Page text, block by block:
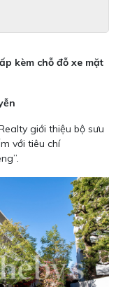
kèm chỗ đỗ xe mặt
giới thiệu bộ sưu
với tiêu chí